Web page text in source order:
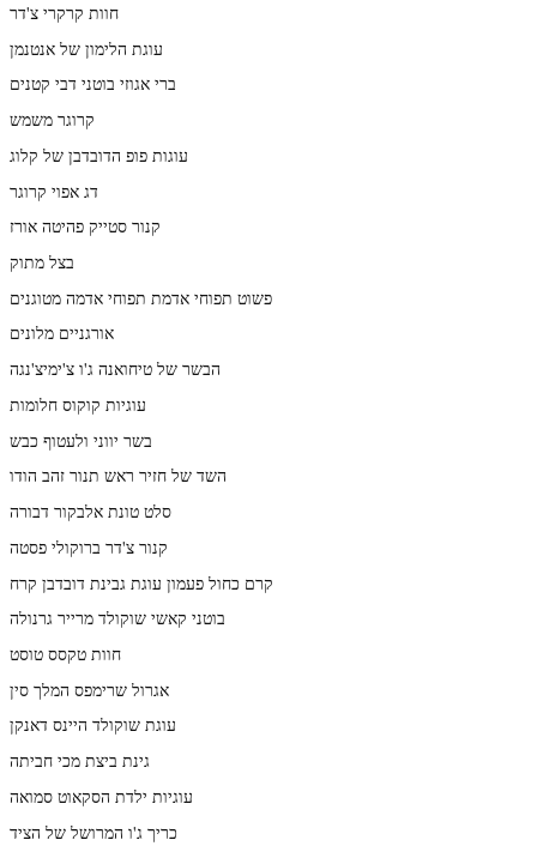
חוות קרקרי צ'דר
עוגת הלימון של אנטנמן
ברי אגוזי בוטני דבי קטנים
קרוגר משמש
עוגות פופ הדובדבן של קלוג
דג אפוי קרוגר
קנור סטייק פהיטה אורז
בצל מתוק
פשוט תפוחי אדמת תפוחי אדמה מטוגנים
אורגניים מלונים
הבשר של טיחואנה ג'ו צ'ימיצ'נגה
עוגיות קוקוס חלומות
בשר יווני ולעטוף כבש
השד של חזיר ראש תנור זהב הודו
סלט טונת אלבקור דבורה
קנור צ'דר ברוקולי פסטה
קרם כחול פעמון עוגת גבינת דובדבן קרח
בוטני קאשי שוקולד מרייר גרנולה
חוות טקסס טוסט
אגרול שרימפס המלך סין
עוגת שוקולד היינס דאנקן
גינת ביצת מכי חביתה
עוגיות ילדת הסקאוט סמואה
כריך ג'ו המרושל של הציד